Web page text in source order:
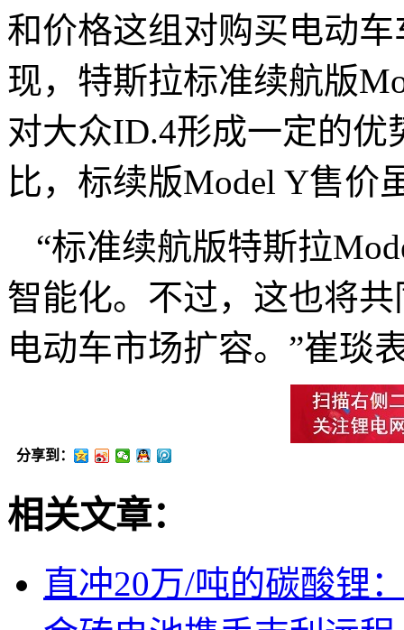
和价格这组对购买电动
现，特斯拉标准续航版
对大众ID.4形成一定的优
比，标续版Model Y售价
“标准续航版特斯拉
智能化。不过，这也将
电动车市场扩容。”崔琰
分享到：
相关文章：
直冲20万/吨的碳酸锂